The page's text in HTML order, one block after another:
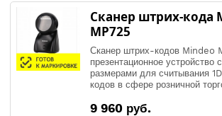
Сканер штрих-кода
MP725
Сканер штрих-кодов Mindeo
презентационное устройство
размерами для считывания
кодов в сфере розничной
9 960 руб.